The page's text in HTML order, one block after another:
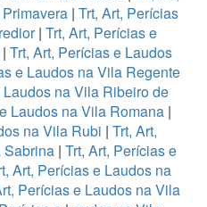
| Trt, Art, Perícias
| Trt, Art, Perícias e
| Trt, Art, Perícias e Laudos
e Laudos na Vila Regente
na Vila Ribeiro de
Laudos na Vila Romana |
na Vila Rubi | Trt, Art,
Sabrina| Trt, Art, Perícias e
Art, Perícias e Laudos na
Perícias e Laudos na Vila